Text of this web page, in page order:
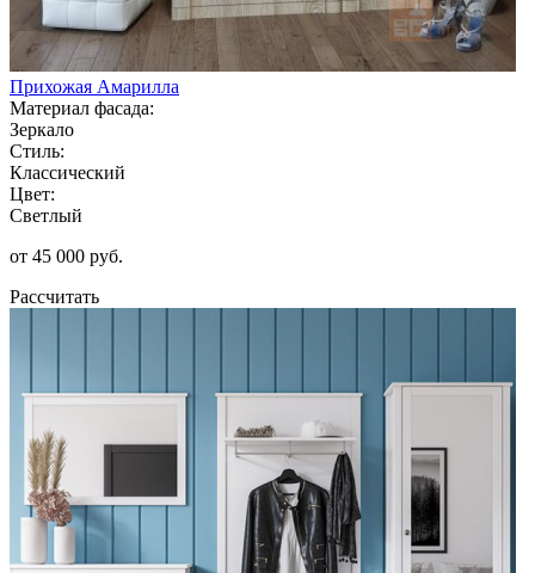
Прихожая Амарилла
Материал фасада:
Зеркало
Стиль:
Классический
Цвет:
Светлый
от 45 000 руб.
Рассчитать